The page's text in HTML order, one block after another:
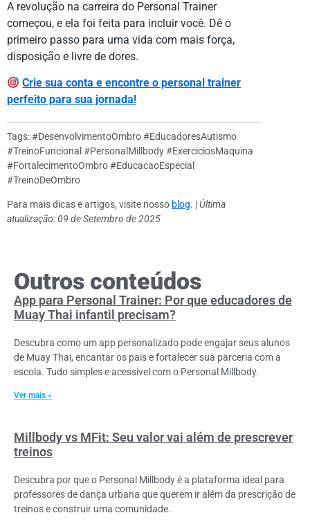
A revolução na carreira do Personal Trainer
começou, e ela foi feita para incluir você. Dê o
primeiro passo para uma vida com mais força,
disposição e livre de dores.
Crie sua conta e encontre o personal trainer
perfeito para sua jornada!
Tags: #DesenvolvimentoOmbro #EducadoresAutismo
#TreinoFuncional #PersonalMillbody #ExerciciosMaquina
#FortalecimentoOmbro #EducacaoEspecial
#TreinoDeOmbro
Para mais dicas e artigos, visite nosso blog. |Última
atualização: 09 de Setembro de 2025
Outros conteúdos
App para Personal Trainer: Por que educadores de
Muay Thai infantil precisam?
Descubra como um app personalizado pode engajar seus alunos
de Muay Thai, encantar os pais e fortalecer sua parceria com a
escola. Tudo simples e acessível com o Personal Millbody.
Ver mais »
Millbody vs MFit: Seu valor vai além de prescrever
treinos
Descubra por que o Personal Millbody é a plataforma ideal para
professores de dança urbana que querem ir além da prescrição de
treinos e construir uma comunidade.